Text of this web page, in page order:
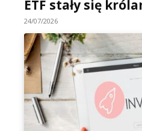
ETF stały się
24/07/2026